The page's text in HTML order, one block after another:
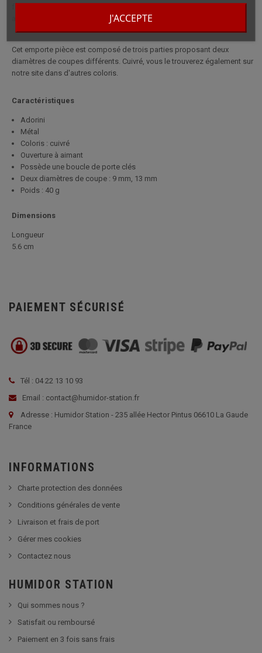
J'ACCEPTE
Cet emporte pièce est composé de trois parties proposant deux
diamètres de coupes différents. Cuivré, vous le trouverez également sur
notre site dans d'autres coloris.
Caractéristiques
Adorini
Métal
Coloris : cuivré
Ouverture à aimant
Possède une boucle de porte clés
Deux diamètres de coupe : 9 mm, 13 mm
Poids : 40 g
Dimensions
Longueur
5.6 cm
PAIEMENT SÉCURISÉ
Tél : 04 22 13 10 93
Email : contact@humidor-station.fr
Adresse : Humidor Station - 235 allée Hector Pintus 06610 La Gaude
France
INFORMATIONS
Charte protection des données
Conditions générales de vente
Livraison et frais de port
Gérer mes cookies
Contactez nous
HUMIDOR STATION
Qui sommes nous ?
Satisfait ou remboursé
Paiement en 3 fois sans frais